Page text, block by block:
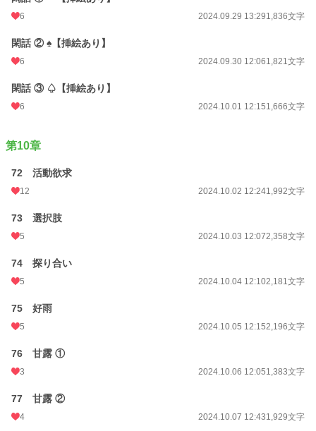
6 2024.09.29 13:291,836文字
閑話 ② ♠【挿絵あり】
6 2024.09.30 12:061,821文字
閑話 ③ ♤【挿絵あり】
6 2024.10.01 12:151,666文字
第10章
72 活動欲求
12 2024.10.02 12:241,992文字
73 選択肢
5 2024.10.03 12:072,358文字
74 探り合い
5 2024.10.04 12:102,181文字
75 好雨
5 2024.10.05 12:152,196文字
76 甘露 ①
3 2024.10.06 12:051,383文字
77 甘露 ②
4 2024.10.07 12:431,929文字